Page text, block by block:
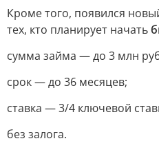
Кроме того, появился
тех, кто планирует начать
сумма займа — до 3 млн
срок — до 36 месяцев;
ставка — 3/4 ключевой
без залога.